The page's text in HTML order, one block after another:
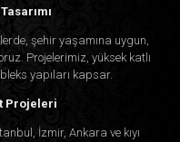
şehir yaşamına uygun,
Projelerimiz, yüksek katlı
yapıları kapsar.
Projeleri
İzmir, Ankara ve kıyı